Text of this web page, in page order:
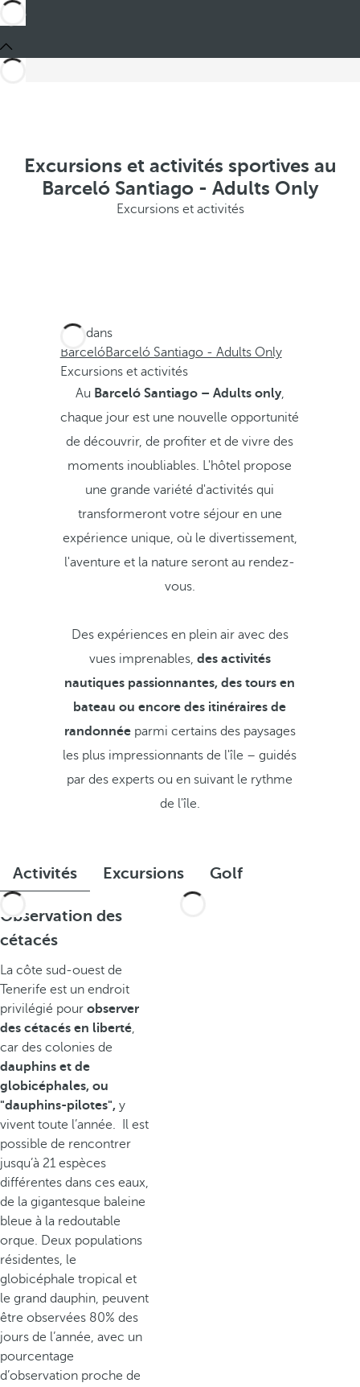
Excursions et activités sportives au
Barceló Santiago - Adults Only
Excursions et activités
Ces dans
BarcelóBarceló Santiago - Adults Only
Excursions et activités
Au Barceló Santiago – Adults only,
chaque jour est une nouvelle opportunité
de découvrir, de profiter et de vivre des
moments inoubliables. L'hôtel propose
une grande variété d'activités qui
transformeront votre séjour en une
expérience unique, où le divertissement,
l'aventure et la nature seront au rendez-
vous.
Des expériences en plein air avec des
vues imprenables, des activités
nautiques passionnantes, des tours en
bateau ou encore des itinéraires de
randonnéeparmi certains des paysages
les plus impressionnants de l'île – guidés
par des experts ou en suivant le rythme
de l'île.
Activités Excursions Golf
Observation des
cétacés
La côte sud-ouest de
Tenerife est un endroit
privilégié pour observer
des cétacés en liberté,
car des colonies de
dauphins et de
globicéphales, ou
"dauphins-pilotes", y
vivent toute l’année. Il est
possible de rencontrer
jusqu’à 21 espèces
différentes dans ces eaux,
de la gigantesque baleine
bleue à la redoutable
orque. Deux populations
résidentes, le
globicéphale tropical et
le grand dauphin, peuvent
être observées 80% des
jours de l’année, avec un
pourcentage
d’observation proche de